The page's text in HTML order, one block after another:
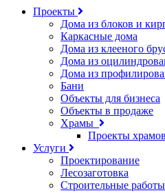
Проекты
Дома из блоков и
Каркасные дома
Дома из клееного
Дома из
Дома из
Бани
Объекты для бизнеса
Объекты в продаже
Храмы
Проекты
Услуги
Проектирование
Лесозаготовка
Строительные работы